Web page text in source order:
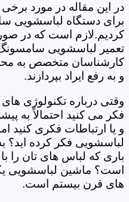
در این مقاله در مورد برخی
برای دستگاه لباسشویی
کردیم.لازم است که در
تعمیر لباسشویی سامسونگ
کارشناسان متخصص به
و به رفع ایراد بپردازند.
وقتی درباره تکنولوژی
فکر می کنید احتمالاً به
و یا ارتباطات فکری کنید
لباسشویی فکر کرده اید؟
باری که لباس های تان را
است؟ ماشین لباسشویی
های قرن بیستم است.